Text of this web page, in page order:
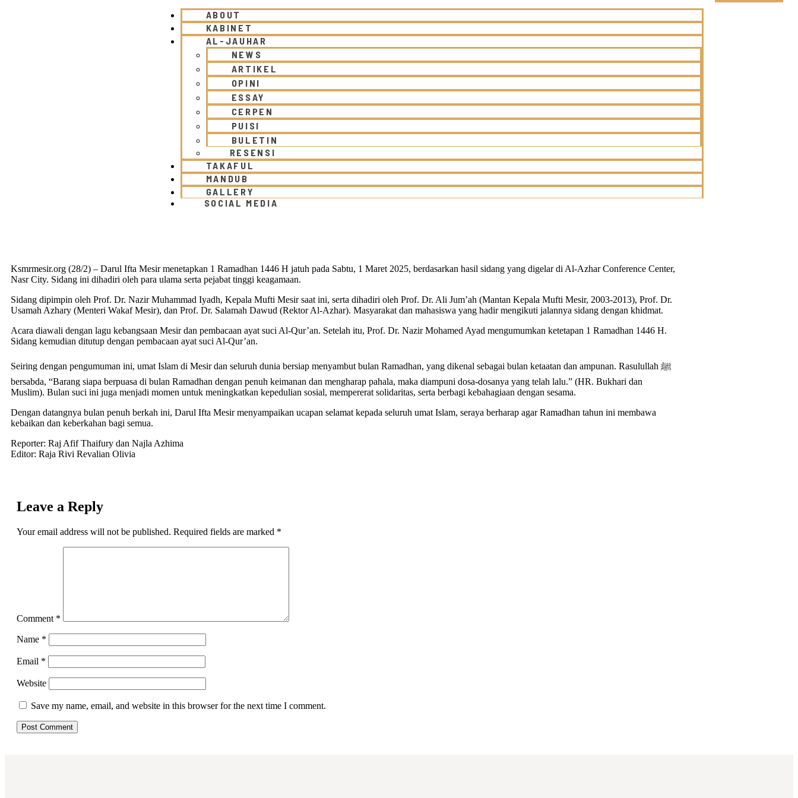
ABOUT
KABINET
AL-JAUHAR
NEWS
ARTIKEL
OPINI
ESSAY
CERPEN
PUISI
BULETIN
RESENSI
TAKAFUL
MANDUB
GALLERY
SOCIAL MEDIA
Ksmrmesir.org (28/2) – Darul Ifta Mesir menetapkan 1 Ramadhan 1446 H jatuh pada Sabtu, 1 Maret 2025, berdasarkan hasil sidang yang digelar di Al-Azhar Conference Center,
Nasr City. Sidang ini dihadiri oleh para ulama serta pejabat tinggi keagamaan.
Sidang dipimpin oleh Prof. Dr. Nazir Muhammad Iyadh, Kepala Mufti Mesir saat ini, serta dihadiri oleh Prof. Dr. Ali Jum’ah (Mantan Kepala Mufti Mesir, 2003-2013), Prof. Dr.
Usamah Azhary (Menteri Wakaf Mesir), dan Prof. Dr. Salamah Dawud (Rektor Al-Azhar). Masyarakat dan mahasiswa yang hadir mengikuti jalannya sidang dengan khidmat.
Acara diawali dengan lagu kebangsaan Mesir dan pembacaan ayat suci Al-Qur’an. Setelah itu, Prof. Dr. Nazir Mohamed Ayad mengumumkan ketetapan 1 Ramadhan 1446 H.
Sidang kemudian ditutup dengan pembacaan ayat suci Al-Qur’an.
Seiring dengan pengumuman ini, umat Islam di Mesir dan seluruh dunia bersiap menyambut bulan Ramadhan, yang dikenal sebagai bulan ketaatan dan ampunan. Rasulullah ﷺ
bersabda, “Barang siapa berpuasa di bulan Ramadhan dengan penuh keimanan dan mengharap pahala, maka diampuni dosa-dosanya yang telah lalu.” (HR. Bukhari dan
Muslim). Bulan suci ini juga menjadi momen untuk meningkatkan kepedulian sosial, mempererat solidaritas, serta berbagi kebahagiaan dengan sesama.
Dengan datangnya bulan penuh berkah ini, Darul Ifta Mesir menyampaikan ucapan selamat kepada seluruh umat Islam, seraya berharap agar Ramadhan tahun ini membawa
kebaikan dan keberkahan bagi semua.
Reporter: Raj Afif Thaifury dan Najla Azhima
Editor: Raja Rivi Revalian Olivia
Leave a Reply
Your email address will not be published. Required fields are marked *
Comment *
Name *
Email *
Website
Save my name, email, and website in this browser for the next time I comment.